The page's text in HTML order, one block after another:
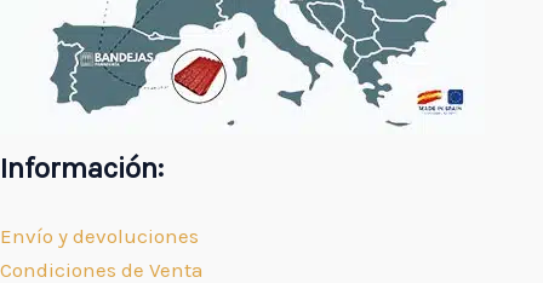
Información:
Envío y devoluciones
Condiciones de Venta